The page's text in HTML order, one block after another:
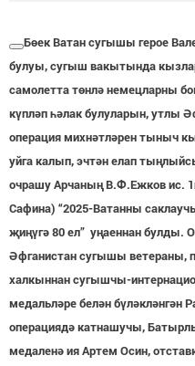
Бөек Ватан сугышы герое
булуы, сугыш вакытында
самолетта төнлә немецларны
күпләп һәлак булуларын, утлы
операция михнәтләрен тыныч
уйга калып, эчтән елап
очрашу Арчаның В.Ф.Ежков ис.
Сафина) “2025-Ватанны
җиңүгә 80 ел” уңаеннан булды.
Әфганистан сугышы ветераны,
халкыннан сугышчы-
медальләре белән
операциядә катнашучы,
медаленә ия Артем Осин,